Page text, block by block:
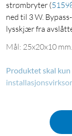
strømbryter (
ned til 3 W.
lysskjær fra
Mål: 25x20x10 mm.
Produktet skal